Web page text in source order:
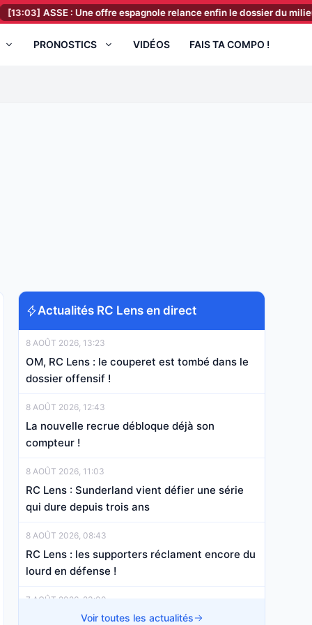
ASSE : Une offre espagnole relance enfin le dossier du milieu !
PRONOSTICS VIDÉOS FAIS TA COMPO !
Actualités RC Lens en direct
8 AOÛT 2026, 13:23
OM, RC Lens : le couperet est tombé dans le
dossier offensif !
8 AOÛT 2026, 12:43
La nouvelle recrue débloque déjà son
compteur !
8 AOÛT 2026, 11:03
RC Lens : Sunderland vient défier une série
qui dure depuis trois ans
8 AOÛT 2026, 08:43
RC Lens : les supporters réclament encore du
lourd en défense !
7 AOÛT 2026, 23:00
RC Lens Mercato : les Sang et Or au duel
Voir toutes les actualités